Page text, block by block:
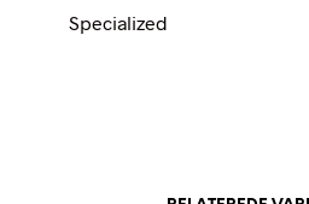
Specialized